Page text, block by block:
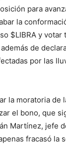
para
la
$LIBRA y votar
de
por las
la moratoria de
el bono, que
Martínez, jefe
fracasó la